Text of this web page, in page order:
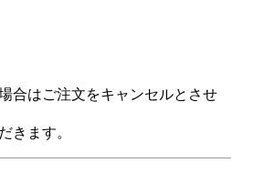
合はご注文をキャンセルとさせ
きます。